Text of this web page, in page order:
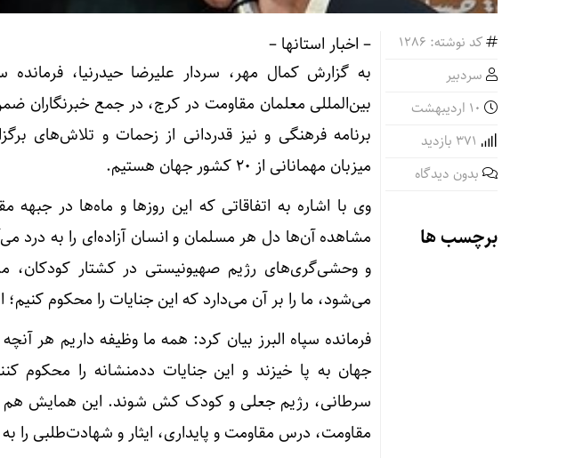
کد نوشته: 1286
سردبیر
بدون دیدگاه
برچسب ها
– اخبار استانها –
به گزارش کمال مهر، سردار علیرضا حیدرنیا،
بین‌المللی معلمان مقاومت در کرج، در جمع خبرنگاران ضمن
برنامه فرهنگی و نیز قدردانی از زحمات و تلاش‌های
میزبان مهمانانی از ۲۰ کشور جهان هستیم.
وی با اشاره به اتفاقاتی که این روزها و ماه‌ها در
مشاهده آن‌ها دل هر مسلمان و انسان آزاده‌ای را به درد
و وحشی‌گری‌های رژیم صهیونیستی در کشتار کودکان،
می‌شود، ما را بر آن می‌دارد که این جنایات را محکوم
فرمانده سپاه البرز بیان کرد: همه ما وظیفه داریم هر
جهان به پا خیزند و این جنایات ددمنشانه را محکوم
سرطانی، رژیم جعلی و کودک کش شوند. این همایش هم
مقاومت، درس مقاومت و پایداری، ایثار و شهادت‌طلبی را